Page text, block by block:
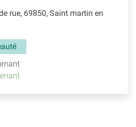
rue, 69850, Saint martin en